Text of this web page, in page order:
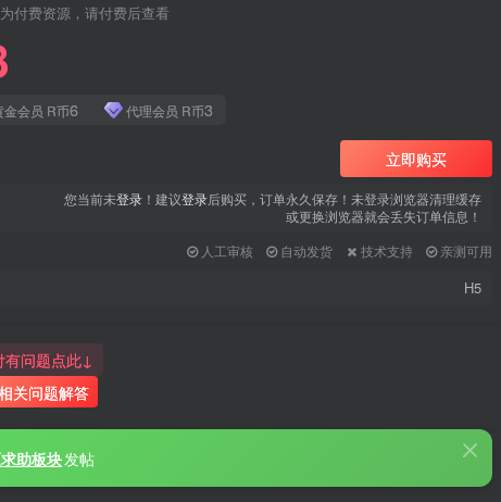
付费资源，请付费后查看
金会员 R币6 代理会员 R币3
立即购买
您当前未登录 ！建议登录后购买，订单永久保存！未登录浏览器清理缓存
或更换浏览器就会丢失订单信息！
人工审核
自动发货 技术支持 亲测可用
H5
有问题点此↓
关问题解答
助板块发帖
登录
用户名或邮箱